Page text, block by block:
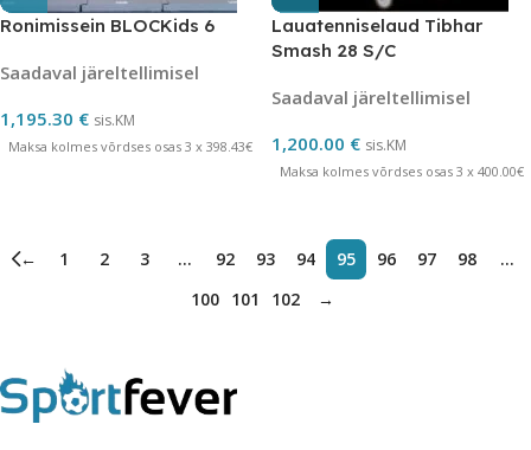
Ronimissein BLOCKids 6
Saadaval järeltellimisel
1,195.30 € sis.KM
Maksa kolmes võrdses osas 3 x 398.43€
Lauatenniselaud Tibhar
Smash 28 S/C
Saadaval järeltellimisel
1,200.00 € sis.KM
Maksa kolmes võrdses osas 3 x 400.00€
← 1 2 3 … 92 93 94 95 96 97 98
…
100 101 102 →